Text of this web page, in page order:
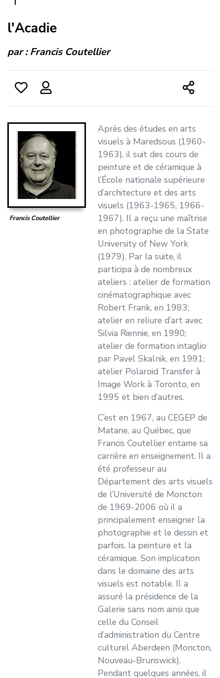
l'Acadie
par :Francis Coutellier
Francis Coutellier
Après des études en arts
visuels à Maredsous (1960-
1963), il suit des cours de
peinture et de céramique à
l’École nationale supérieure
d’architecture et des arts
visuels (1963-1965, 1966-
1967). Il a reçu une maîtrise
en photographie de la State
University of New York
(1979). Par la suite, il
participa à de nombreux
ateliers : atelier de formation
cinématographique avec
Robert Frank, en 1983;
atelier en reliure d’art avec
Silvia Riennie, en 1990;
atelier de formation intaglio
par Pavel Skalnik, en 1991;
atelier Polaroid Transfer à
Image Work à Toronto, en
1995 et bien d’autres.
C’est en 1967, au CEGEP de
Matane, au Québec, que
Francis Coutellier entame sa
carrière en enseignement. Il a
été professeur au
Département des arts visuels
de l’Université de Moncton
de 1969-2006 où il a
principalement enseigner la
photographie et le dessin et
parfois, la peinture et la
céramique. Son implication
dans le domaine des arts
visuels est notable. Il a
assuré la présidence de la
Galerie sans nom ainsi que
celle du Conseil
d’administration du Centre
culturel Aberdeen (Moncton,
Nouveau-Brunswick).
Pendant quelques années, il